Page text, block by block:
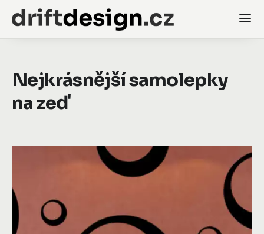
Nejkrásnější samolepky
na zeď